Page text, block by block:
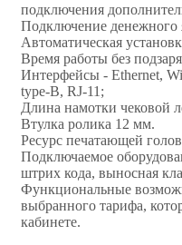
подключения
Подключение денежного
Автоматическая
Время работы без
Интерфейсы - Ethernet,
type-B, RJ-11;
Длина намотки чековой
Втулка ролика 12 мм.
Ресурс печатающей
Подключаемое
штрих кода, выносная
Функциональные
выбранного тарифа,
кабинете.